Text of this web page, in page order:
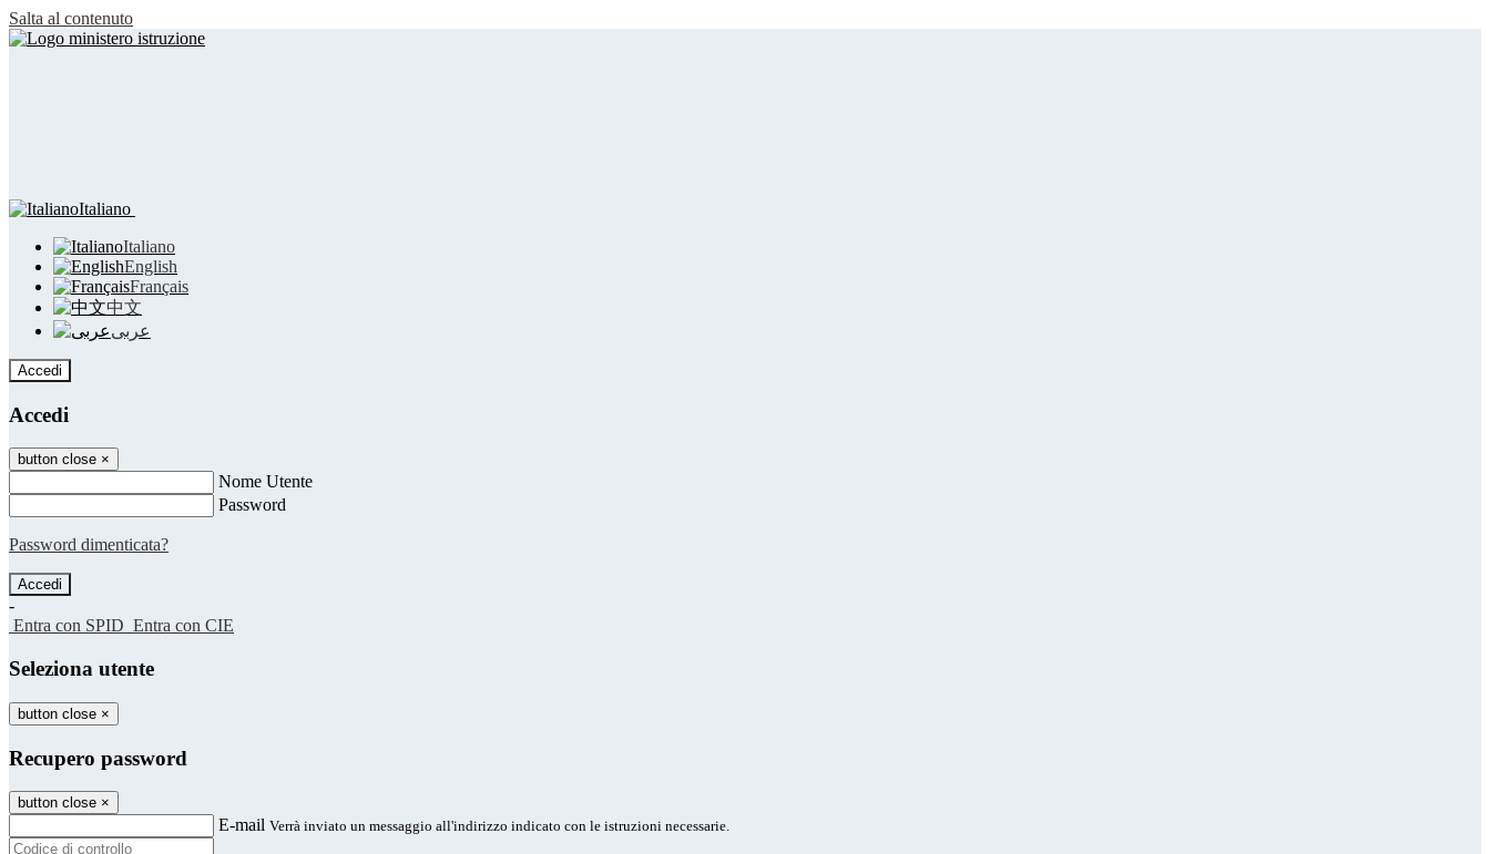
Salta al contenuto
Italiano
Italiano
English
Français
中文
عربى
Accedi
Accedi
button close ×
Nome Utente
Password
Password dimenticata?
-
Entra con SPID Entra con CIE
Seleziona utente
button close ×
Recupero password
button close ×
E-mail Verrà inviato un messaggio all'indirizzo indicato con le istruzioni necessarie.